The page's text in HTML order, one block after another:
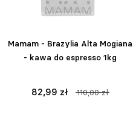
Mamam - Brazylia Alta Mogiana
- kawa do espresso 1kg
82,99 zł 110,00 zł